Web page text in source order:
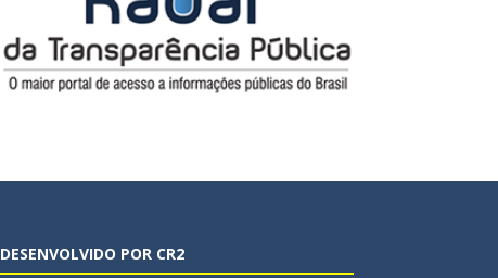
DESENVOLVIDO POR CR2